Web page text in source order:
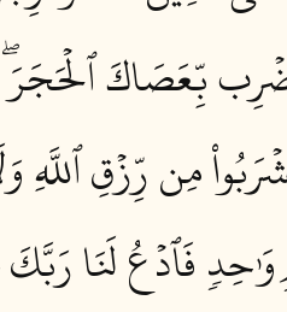
بِّعَصَاكَ
مِن رِّزۡقِ ٱللَّهِ
فَٱدۡعُ لَنَا رَبَّكَ